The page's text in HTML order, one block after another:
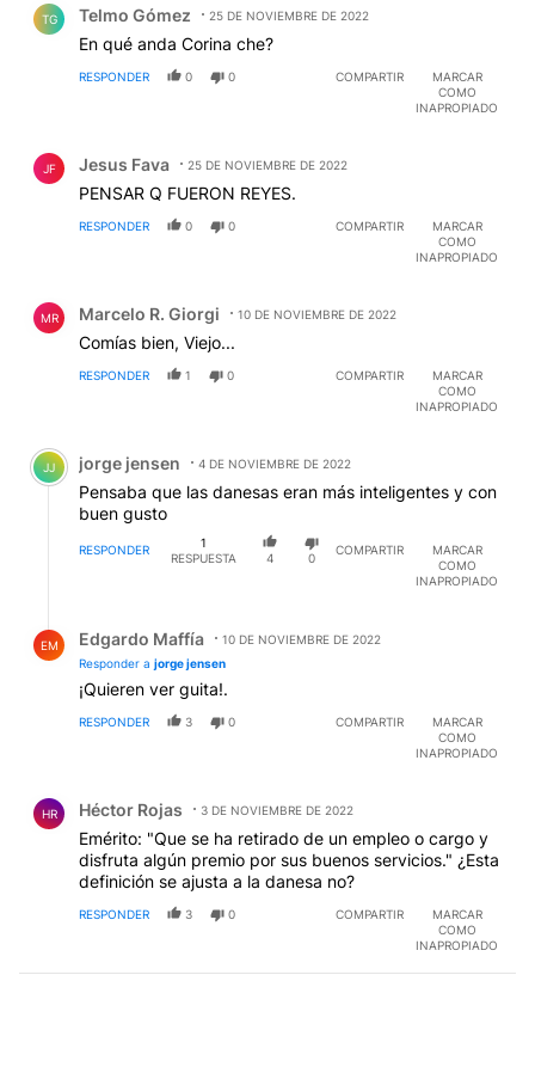
TG Telmo Gómez 25 DE NOVIEMBRE DE 2022
En qué anda Corina che?
RESPONDER 0 0 COMPARTIR
MARCAR
COMO
INAPROPIADO
JF Jesus Fava 25 DE NOVIEMBRE DE 2022
PENSAR Q FUERON REYES.
RESPONDER 0 0 COMPARTIR
MARCAR
COMO
INAPROPIADO
MR Marcelo R. Giorgi 10 DE NOVIEMBRE DE 2022
Comías bien, Viejo...
RESPONDER 1 0 COMPARTIR
MARCAR
COMO
INAPROPIADO
Comentario de jorge jensen.
JJ jorge jensen 4 DE NOVIEMBRE DE 2022
Pensaba que las danesas eran más inteligentes y con
buen gusto
RESPONDER
1
RESPUESTA
4 0
COMPARTIR
MARCAR
COMO
INAPROPIADO
EM Edgardo Maffía
10 DE NOVIEMBRE DE 2022
Responder a jorge jensen
¡Quieren ver guita!.
RESPONDER 3 0 COMPARTIR
MARCAR
COMO
INAPROPIADO
HR Héctor Rojas 3 DE NOVIEMBRE DE 2022
Emérito: "Que se ha retirado de un empleo o cargo y
disfruta algún premio por sus buenos servicios." ¿Esta
definición se ajusta a la danesa no?
RESPONDER 3 0 COMPARTIR
MARCAR
COMO
INAPROPIADO